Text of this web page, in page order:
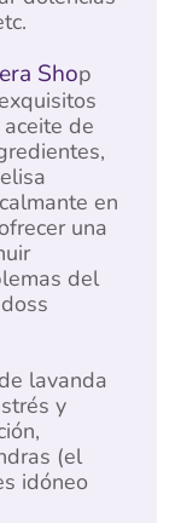
Shop
de
en
una
del
lavanda
y
(el
idóneo